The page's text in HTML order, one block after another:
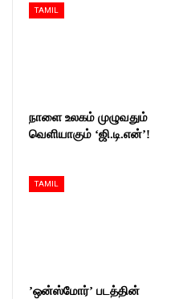
TAMIL
நாளை உலகம் முழுவதும்
வெளியாகும் ‘ஜி.டி.என்’!
TAMIL
’ஒன்ஸ்மோர்’ படத்தின்